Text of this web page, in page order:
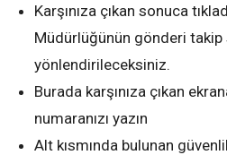
Karşınıza çıkan sonuca
Müdürlüğünün gönderi takip
yönlendirileceksiniz.
Burada karşınıza çıkan
numaranızı yazın
Alt kısmında bulunan